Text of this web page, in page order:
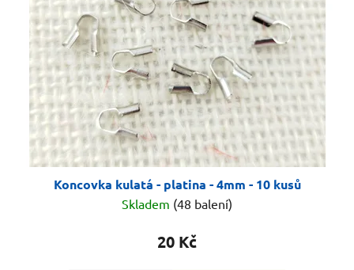
Koncovka kulatá - platina - 4mm - 10 kusů
Skladem (48 balení)
20 Kč